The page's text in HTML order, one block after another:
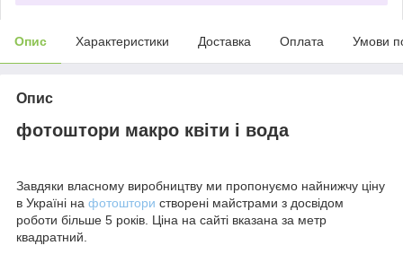
Опис Характеристики Доставка Оплата Умови
Опис
фотоштори макро квіти і вода
Завдяки власному виробництву ми пропонуємо найнижчу ціну
в Україні на фотоштори створені майстрами з досвідом
роботи більше 5 років. Ціна на сайті вказана за метр
квадратний.